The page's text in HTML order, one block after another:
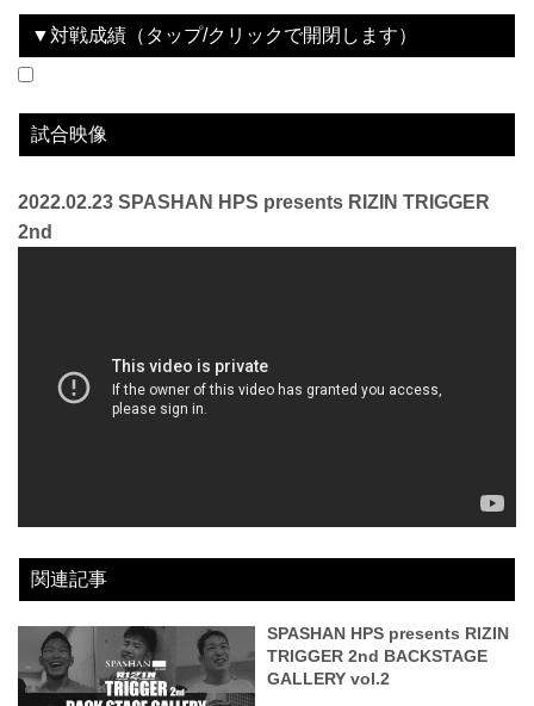
▼対戦成績（タップ/クリックで開閉します）
試合映像
2022.02.23 SPASHAN HPS presents RIZIN TRIGGER
2nd
関連記事
SPASHAN HPS presents RIZIN
TRIGGER 2nd BACKSTAGE
GALLERY vol.2